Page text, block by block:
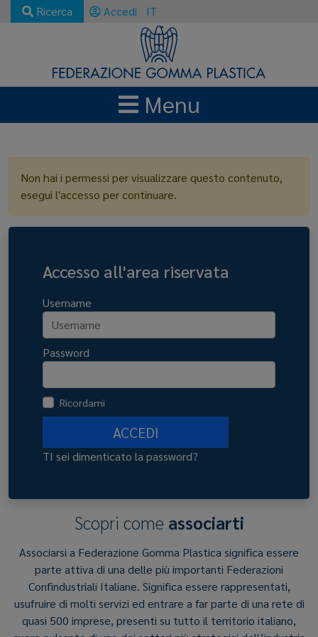
Ricerca Accedi IT
Menu
Non hai i permessi per visualizzare questo contenuto,
esegui l'accesso per continuare.
Accesso all'area riservata
Username
Password
Ricordami
ACCEDI
TI sei dimenticato la password?
Scopri come associarti
Associarsi a Federazione Gomma Plastica significa essere
parte attiva di una delle più importanti Federazioni
Confindustriali Italiane. Significa essere rappresentati,
usufruire di molti servizi ed entrare a far parte di una rete di
quasi 500 imprese, presenti su tutto il territorio italiano,